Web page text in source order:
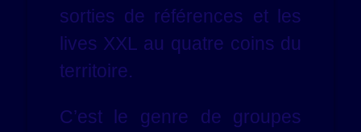
sorties de références et les
lives XXL au quatre coins du
territoire.
C’est le genre de groupes